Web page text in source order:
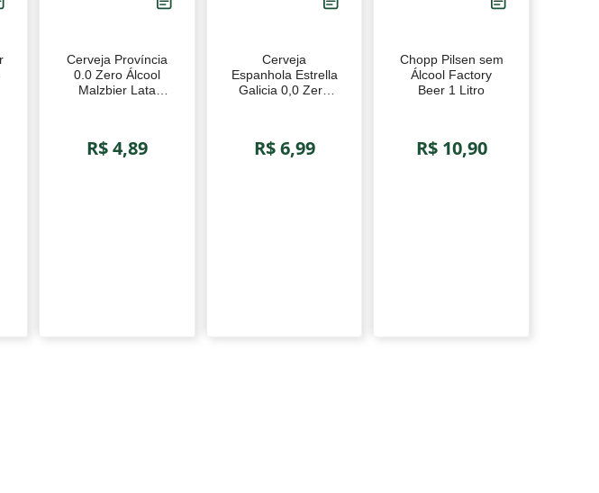
Cerveja Província
0.0 Zero Álcool
Malzbier Lata
R$ 4,89
Cerveja Espanhola
Estrella Galicia 0,0
Zero Álcool
R$ 6,99
Chopp Pilsen sem
Álcool Factory Beer
1 Litro
R$ 10,90